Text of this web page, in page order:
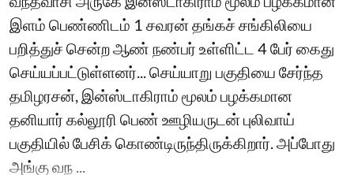
இளம் பெண்ணிடம் 1 சவரன் தங்கச் சங்கிலியை
பறித்துச் சென்ற ஆண் நண்பர் உள்ளிட்ட 4 பேர் கைது
செய்யப்பட்டுள்ளனர்... செய்யாறு பகுதியை சேர்ந்த
தமிழரசன், இன்ஸ்டாகிராம் மூலம் பழக்கமான
தனியார் கல்லூரி பெண் ஊழியருடன் புலிவாய்
பகுதியில் பேசிக் கொண்டிருந்திருக்கிறார். அப்போது
அங்கு வந ...